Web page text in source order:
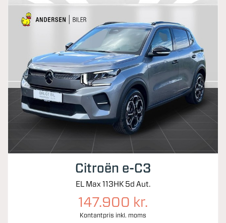
Citroën e-C3
EL Max 113HK 5d Aut.
147.900 kr.
Kontantpris inkl. moms